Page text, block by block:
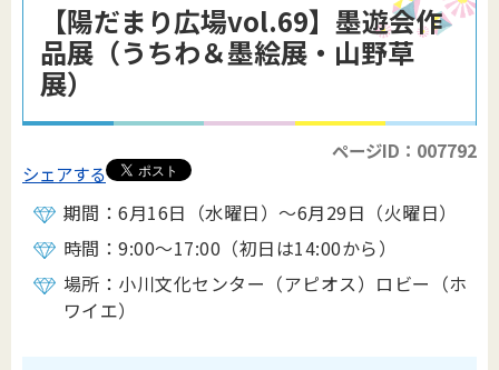
【陽だまり広場vol.69】墨遊会作
品展（うちわ＆墨絵展・山野草
展）
ページID：007792
シェアする
期間：6月16日（水曜日）～6月29日（火曜日）
時間：9:00～17:00（初日は14:00から）
場所：小川文化センター（アピオス）ロビー（ホ
ワイエ）